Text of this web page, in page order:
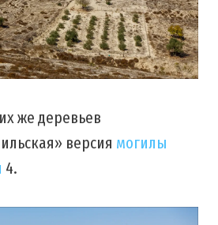
же деревьев
версия могилы
4.